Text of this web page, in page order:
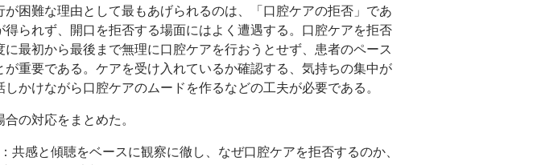
困難な理由として最もあげられるのは、「口腔ケアの拒否」であ
られず、開口を拒否する場面にはよく遭遇する。口腔ケアを拒否
最初から最後まで無理に口腔ケアを行おうとせず、患者のペース
重要である。ケアを受け入れているか確認する、気持ちの集中が
かけながら口腔ケアのムードを作るなどの工夫が必要である。
の対応をまとめた。
共感と傾聴をベースに観察に徹し、なぜ口腔ケアを拒否するのか、